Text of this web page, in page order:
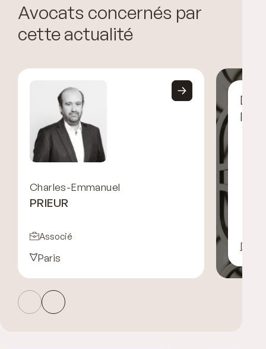
Avocats concernés par
cette actualité
Charles-Emmanuel
PRIEUR
Associé
Paris